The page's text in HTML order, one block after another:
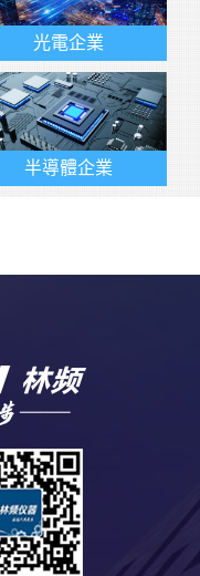
光電企業
半導體企業